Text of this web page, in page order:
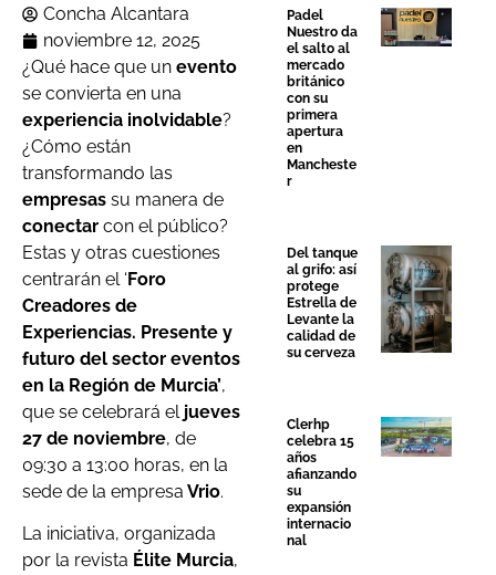
Concha Alcantara
noviembre 12, 2025
¿Qué hace que un evento
se convierta en una
experiencia inolvidable?
¿Cómo están
transformando las
empresas su manera de
conectar con el público?
Estas y otras cuestiones
centrarán el ‘Foro
Creadores de
Experiencias. Presente y
futuro del sector eventos
en la Región de Murcia’,
que se celebrará el jueves
27 de noviembre, de
09:30 a 13:00 horas, en la
sede de la empresa Vrio.
La iniciativa, organizada
por la revista Élite Murcia,
Padel
Nuestro da
el salto al
mercado
británico
con su
primera
apertura
en
Mancheste
r
Del tanque
al grifo: así
protege
Estrella de
Levante la
calidad de
su cerveza
Clerhp
celebra 15
años
afianzando
su
expansión
internacio
nal